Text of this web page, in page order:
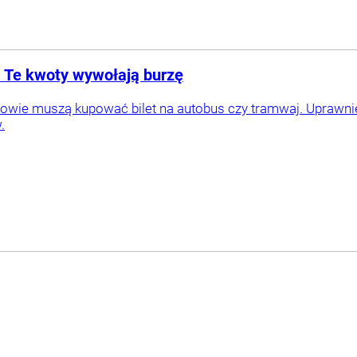
kwoty wywołają burzę
muszą kupować bilet na autobus czy tramwaj.